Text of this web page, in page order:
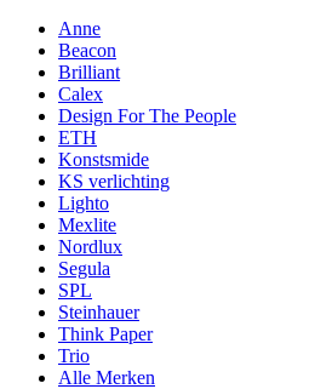
Anne
Beacon
Brilliant
Calex
Design For The People
ETH
Konstsmide
KS verlichting
Lighto
Mexlite
Nordlux
Segula
SPL
Steinhauer
Think Paper
Trio
Alle Merken